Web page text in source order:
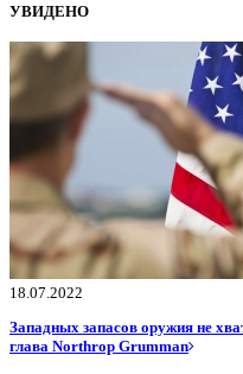
УВИДЕНО
18.07.2022
Западных запасов оружия не
глава Northrop Grumman